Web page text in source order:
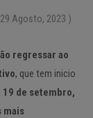
Agosto, 2023 )
regressar ao
, que tem inicio
de setembro,
mais